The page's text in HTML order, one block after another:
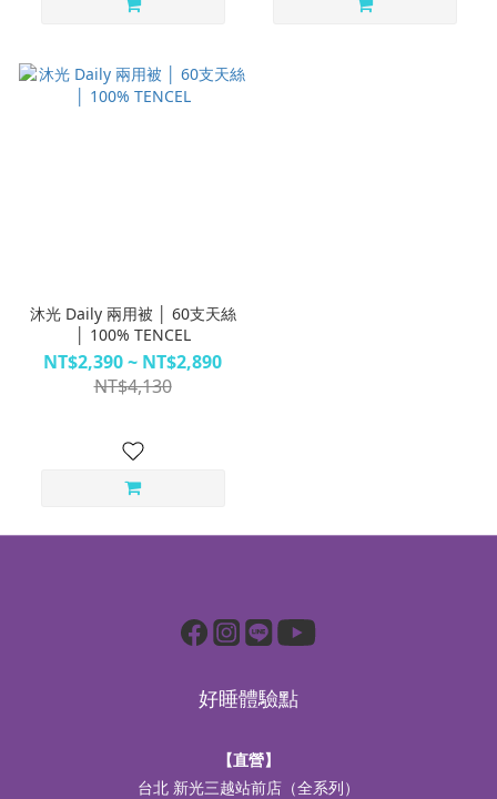
沐光 Daily 兩用被 │ 60支天絲
│ 100% TENCEL
NT$2,390 ~ NT$2,890
NT$4,130
好睡體驗點
【直營】
台北 新光三越站前店（全系列）